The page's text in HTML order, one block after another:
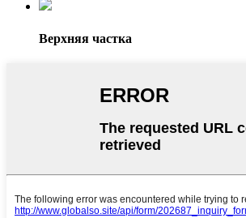
Верхняя частка